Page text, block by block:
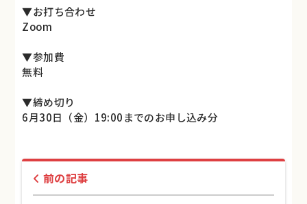
▼お打ち合わせ
Zoom
▼参加費
無料
▼締め切り
6月30日（金）19:00までのお申し込み分
前の記事